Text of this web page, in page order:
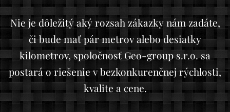
Nie je dôležitý aký rozsah zákazky nám zadáte,
či bude mať pár metrov alebo desiatky
kilometrov, spoločnosť Geo-group s.r.o. sa
postará o riešenie v bezkonkurenčnej rýchlosti,
kvalite a cene.